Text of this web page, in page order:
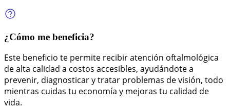
¿Cómo me beneficia?
Este beneficio te permite recibir atención oftalmológica
de alta calidad a costos accesibles, ayudándote a
prevenir, diagnosticar y tratar problemas de visión, todo
mientras cuidas tu economía y mejoras tu calidad de
vida.